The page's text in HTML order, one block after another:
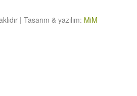
| Tasarım & yazılım: MiM